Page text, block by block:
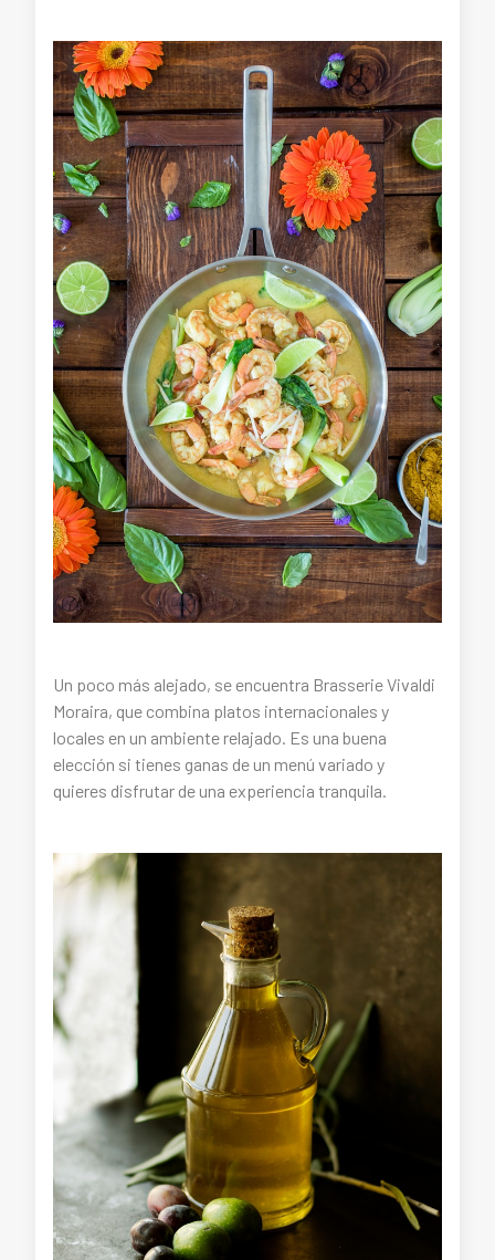
Un poco más alejado, se encuentra Brasserie Vivaldi
Moraira, que combina platos internacionales y
locales en un ambiente relajado. Es una buena
elección si tienes ganas de un menú variado y
quieres disfrutar de una experiencia tranquila.